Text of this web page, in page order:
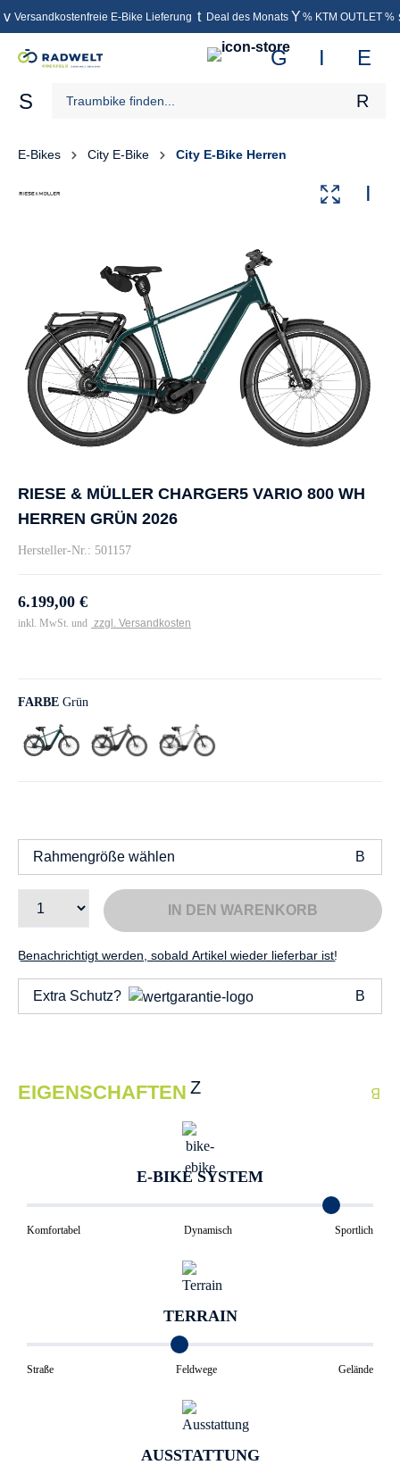
springen
Versandkostenfreie E-Bike Lieferung Deal des Monats % KTM OUTLET %
E-Bikes City E-Bike City E-Bike Herren
RIESE & MÜLLER CHARGER5 VARIO 800 WH
HERREN GRÜN 2026
Hersteller-Nr.: 501157
6.199,00 €
inkl. MwSt. und zzgl. Versandkosten
FARBE Grün
Rahmengröße wählen
IN DEN WARENKORB
Benachrichtigt werden, sobald Artikel wieder lieferbar ist!
Extra Schutz?
EIGENSCHAFTEN
E-BIKE SYSTEM
Komfortabel Dynamisch Sportlich
TERRAIN
Straße Feldwege Gelände
AUSSTATTUNG